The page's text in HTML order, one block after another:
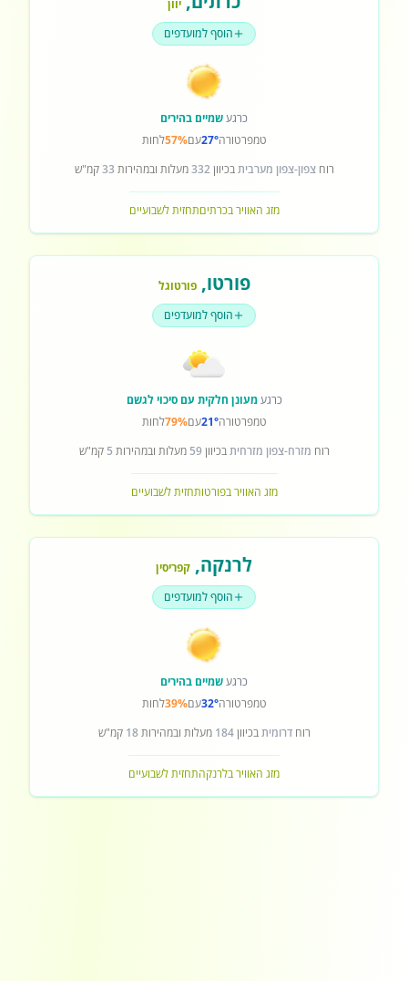
יוון
הוסף למועדפים
כרגעשמיים בהירים
טמפרטורה27°עם57%לחות
רוחצפון-צפון מערביתבכיוון332מעלות ובמהירות 33קמ"ש
מזג האוויר בכרתיםתחזית לשבועיים
פורטו,פורטוגל
הוסף למועדפים
כרגעמעונן חלקית עם סיכוי לגשם
טמפרטורה21°עם79%לחות
רוח מזרח-צפון מזרחיתבכיוון59 מעלות ובמהירות 5 קמ"ש
מזג האוויר בפורטותחזית לשבועיים
לרנקה, קפריסין
הוסף למועדפים
כרגעשמיים בהירים
טמפרטורה32°עם39%לחות
רוחדרומיתבכיוון184 מעלות ובמהירות18 קמ"ש
מזג האוויר בלרנקהתחזית לשבועיים